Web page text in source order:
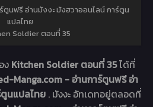
ตูนฟรี อ่านมังงะ มังฮวาออนไลน์ การ์ตูน
แปลไทย
Soldier ตอนที่ 35
ง Kitchen Soldier ตอนที่ 35ได้ที่
Manga.com - อ่านการ์ตูนฟรี อ่า
ตูนแปลไทย . มังงะ อัทเดทอยู่ตลอดที่